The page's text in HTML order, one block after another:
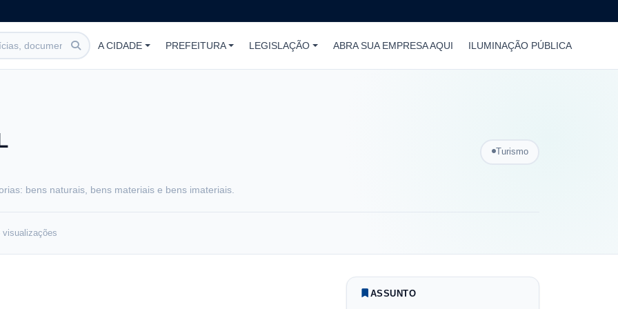
A CIDADE PREFEITURA LEGISLAÇÃO ABRA SUA EMPRESA AQUI ILUMINAÇÃO PÚBLICA
Turismo
bens naturais, bens materiais e bens imateriais.
visualizações
ASSUNTO